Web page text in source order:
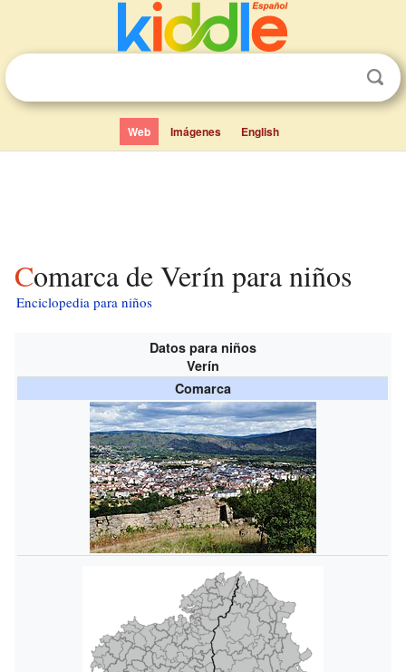
Web Imágenes English
Comarca de Verín para niños
Enciclopedia para niños
Datos para niños
Verín
Comarca